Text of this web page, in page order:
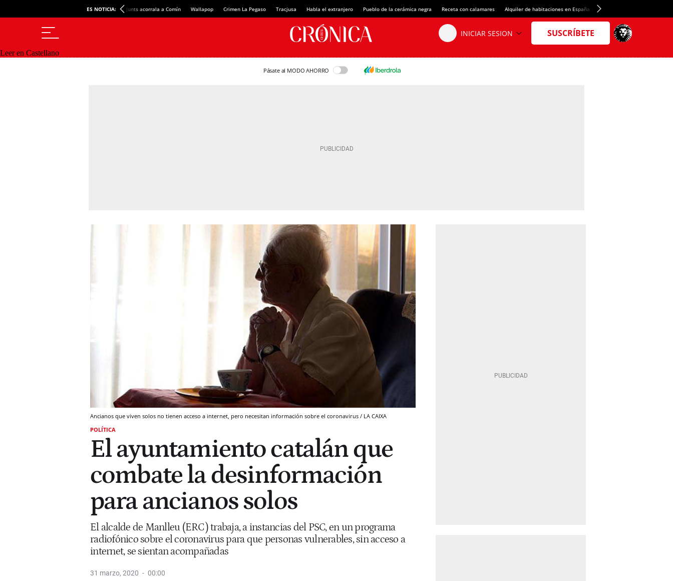
ES NOTICIA: Junts acorrala a Comín Wallapop Crimen La Pegaso Tracjusa Habla el extranjero Pueblo de la cerámica negra Receta con calamares Alquiler de habitaciones en España Crédito del Spotify Camp Nou
Leer en Castellano
Pásate al MODO AHORRO
Ancianos que viven solos no tienen acceso a internet, pero necesitan información sobre el coronavirus / LA CAIXA
POLÍTICA
El ayuntamiento catalán que
combate la desinformación
para ancianos solos
El alcalde de Manlleu (ERC) trabaja, a instancias del PSC, en un programa
radiofónico sobre el coronavirus para que personas vulnerables, sin acceso a
internet, se sientan acompañadas
31 marzo, 2020 00:00